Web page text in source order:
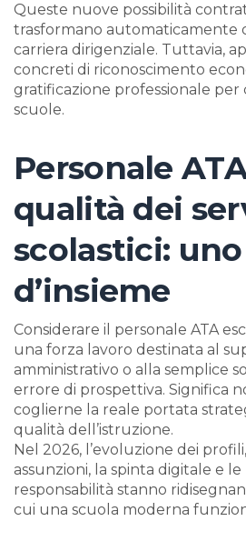
Queste nuove possibilità
trasformano automaticamente
carriera dirigenziale. Tuttavia,
concreti di riconoscimento
gratificazione professionale per
scuole.
Personale
qualità dei
scolastici:
d’insieme
Considerare il personale ATA
una forza lavoro destinata al
amministrativo o alla semplice
errore di prospettiva. Significa
coglierne la reale portata
qualità dell’istruzione.
Nel 2026, l’evoluzione dei
assunzioni, la spinta digitale e
responsabilità stanno
cui una scuola moderna